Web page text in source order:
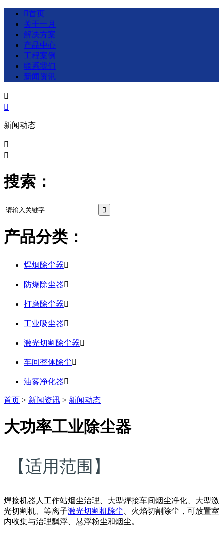
首页
关于一月
解决方案
产品中心
工程案例
联系我们
新闻资讯


新闻动态


搜索：
产品分类：
焊烟除尘器
防爆除尘器
打磨除尘器
工业吸尘器
激光切割除尘器
车间整体除尘
油雾净化器
首页 > 新闻资讯 > 新闻动态
大功率工业除尘器
【适用范围】
焊接机器人工作站烟尘治理、大型焊接车间烟尘净化、大型激
光切割机、等离子激光切割机除尘 、火焰切割除尘，可放置室
内收集与治理飘浮、悬浮粉尘和烟尘。